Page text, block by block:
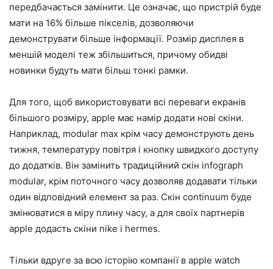
передбачається замінити. Це означає, що пристрій буде
мати на 16% більше пікселів, дозволяючи
демонструвати більше інформації. Розмір дисплея в
меншій моделі теж збільшиться, причому обидві
новинки будуть мати більш тонкі рамки.
Для того, щоб використовувати всі переваги екранів
більшого розміру, apple має намір додати нові скіни.
Наприклад, modular max крім часу демонструють день
тижня, температуру повітря і кнопку швидкого доступу
до додатків. Він замінить традиційний скін infograph
modular, крім поточного часу дозволяв додавати тільки
один відповідний елемент за раз. Скін continuum буде
змінюватися в міру плину часу, а для своїх партнерів
apple додасть скіни nike і hermes.
Тільки вдруге за всю історію компанії в apple watch